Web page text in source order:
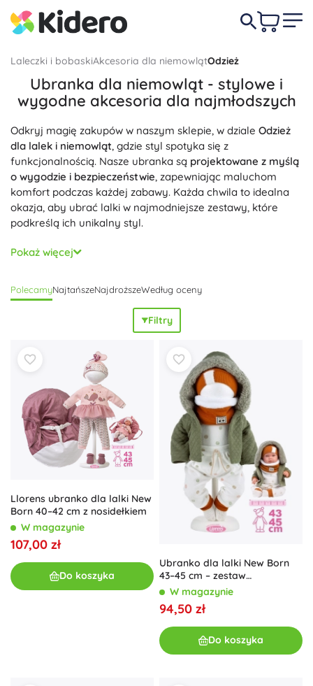
Laleczki i bobaskiAkcesoria dla niemowlątOdzież
Ubranka dla niemowląt - stylowe i
wygodne akcesoria dla najmłodszych
Odkryj magię zakupów w naszym sklepie, w dziale Odzież
dla lalek i niemowląt, gdzie styl spotyka się z
funkcjonalnością. Nasze ubranka są projektowane z myślą
o wygodzie i bezpieczeństwie, zapewniając maluchom
komfort podczas każdej zabawy. Każda chwila to idealna
okazja, aby ubrać lalki w najmodniejsze zestawy, które
podkreślą ich unikalny styl.
Nasza kolekcja „Odzież” to synonim
różnorodnymi opcjami, by sprostać wymaganiom nawet
pozwalają na swobodę ruchu, a różnorodność wzorów i
kolorów zachwyci każdego miłośnika mody. Dzięki temu,
zabawa z lalkami staje się jeszcze bardziej ekscytująca i
pełna niekończących się możliwości. Zanurz się w świecie
unikalnych
akcesoriów dla niemowląt
i odkryj, jak
doskonale mogą się one komponować z naszą ofertą
odzieżową. Każdy element odzieży jest dokładnie
przemyślany, aby zapewnić nie tylkoestetyczny wygląd
ale i praktyczność na co dzień. Dołącz do rodziny
zadowolonych klientów, którzy znaleźli perfekcyjne
uzupełnienie zabaw z lalkami dzięki naszej odzieżowej
kolekcji.
Pokaż więcej
PolecamyNajtańszeNajdroższeWedług oceny
Filtry
Llorens ubranko dla lalki New
Born 40–42 cm z nosidełkiem
W magazynie
107,00 zł
Do koszyka
Ubranko dla lalki New Born
43–45 cm – zestaw
6‑częściowy
W magazynie
94,50 zł
Do koszyka